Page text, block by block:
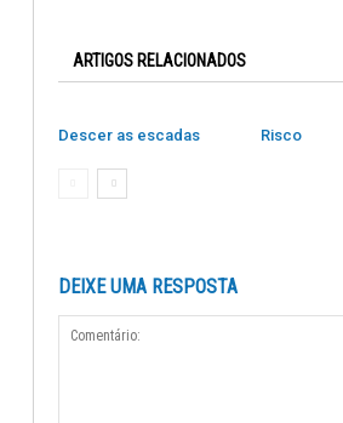
ARTIGOS RELACIONADOS
Descer as escadas Risco
DEIXE UMA RESPOSTA